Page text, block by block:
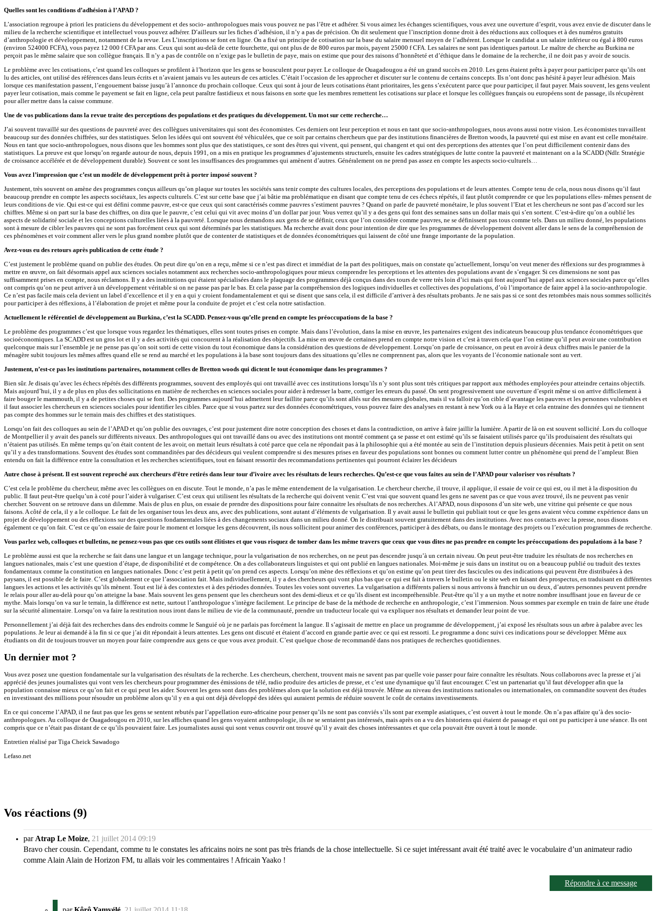
Quelles sont les conditions d’adhésion à l’APAD ?
L’association regroupe à priori les praticiens du développement et des socio- anthropologues mais vous pouvez ne pas l’être et adhérer. Si vous aimez les échanges scientifiques, vous avez une ouverture d’esprit, vous avez envie de discuter dans le
milieu de la recherche scientifique et intellectuel vous pouvez adhérer. D’ailleurs sur les fiches d’adhésion, il n’y a pas de précision. On dit seulement que l’inscription donne droit à des réductions aux colloques et à des numéros gratuits
d’anthropologie et développement, notamment de la revue. Les L’inscriptions se font en ligne. On a fixé un principe de cotisation sur la base du salaire mensuel moyen de l’adhérent. Lorsque le candidat a un salaire inférieur ou égal à 800 euros
(environ 524000 FCFA), vous payez 12 000 f CFA par ans. Ceux qui sont au-delà de cette fourchette, qui ont plus de de 800 euros par mois, payent 25000 f CFA. Les salaires ne sont pas identiques partout. Le maître de cherche au Burkina ne
perçoit pas le même salaire que son collègue français. Il n’y a pas de contrôle on n’exige pas le bulletin de paye, mais on estime que pour des raisons d’honnêteté et d’éthique dans le domaine de la recherche, il ne doit pas y avoir de soucis.
Le problème avec les cotisations, c’est quand les colloques se profilent à l’horizon que les gens se bousculent pour payer. Le colloque de Ouagadougou a été un grand succès en 2010. Les gens étaient prêts à payer pour participer parce qu’ils ont
lu des articles, ont utilisé des références dans leurs écrits et n’avaient jamais vu les auteurs de ces articles. C’était l’occasion de les approcher et discuter sur le contenu de certains concepts. Ils n’ont donc pas hésité à payer leur adhésion. Mais
lorsque ces manifestation passent, l’engouement baisse jusqu’à l’annonce du prochain colloque. Ceux qui sont à jour de leurs cotisations étant prioritaires, les gens s’exécutent parce que pour participer, il faut payer. Mais souvent, les gens veulent
payer leur cotisation, mais comme le payement se fait en ligne, cela peut paraître fastidieux et nous faisons en sorte que les membres remettent les cotisations sur place et lorsque les collègues français ou européens sont de passage, ils récupèrent
pour aller mettre dans la caisse commune.
Une de vos publications dans la revue traite des perceptions des populations et des pratiques du développement. Un mot sur cette recherche…
J’ai souvent travaillé sur des questions de pauvreté avec des collègues universitaires qui sont des économistes. Ces derniers ont leur perception et nous en tant que socio-anthropologues, nous avons aussi notre vision. Les économistes travaillent
beaucoup sur des données chiffrées, sur des statistiques. Selon les idées qui ont souvent été véhiculées, que ce soit par certains chercheurs que par des institutions financières de Bretton woods, la pauvreté qui est mise en avant est celle monétaire.
Nous en tant que socio-anthropologues, nous disons que les hommes sont plus que des statistiques, ce sont des êtres qui vivent, qui pensent, qui changent et qui ont des perceptions des attentes que l’on peut difficilement contenir dans des
statistiques. La preuve est que lorsqu’on regarde autour de nous, depuis 1991, on a mis en pratique les programmes d’ajustements structurels, ensuite les cadres stratégiques de lutte contre la pauvreté et maintenant on a la SCADD (Ndlr. Stratégie
de croissance accélérée et de développement durable). Souvent ce sont les insuffisances des programmes qui amènent d’autres. Généralement on ne prend pas assez en compte les aspects socio-culturels…
Vous avez l’impression que c’est un modèle de développement prêt à porter imposé souvent ?
Justement, très souvent on amène des programmes conçus ailleurs qu’on plaque sur toutes les sociétés sans tenir compte des cultures locales, des perceptions des populations et de leurs attentes. Compte tenu de cela, nous nous disons qu’il faut
beaucoup prendre en compte les aspects sociétaux, les aspects culturels. C’est sur cette base que j’ai bâtie ma problématique en disant que compte tenu de ces échecs répétés, il faut plutôt comprendre ce que les populations elles- mêmes pensent de
leurs conditions de vie. Qui est-ce qui est défini comme pauvre, est-ce que ceux qui sont caractérisés comme pauvres s’estiment pauvres ? Quand on parle de pauvreté monétaire, le plus souvent l’Etat et les chercheurs ne sont pas d’accord sur les
chiffres. Même si on part sur la base des chiffres, on dira que le pauvre, c’est celui qui vit avec moins d’un dollar par jour. Vous verrez qu’il y a des gens qui font des semaines sans un dollar mais qui s’en sortent. C’est-à-dire qu’on a oublié les
aspects de solidarité sociale et les conceptions culturelles liées à la pauvreté. Lorsque nous demandons aux gens de se définir, ceux que l’on considère comme pauvres, ne se définissent pas tous comme tels. Dans un milieu donné, les populations
sont à mesure de cibler les pauvres qui ne sont pas forcément ceux qui sont déterminés par les statistiques. Ma recherche avait donc pour intention de dire que les programmes de développement doivent aller dans le sens de la compréhension de
ces phénomènes et voir comment aller vers le plus grand nombre plutôt que de contenter de statistiques et de données économétriques qui laissent de côté une frange importante de la population.
Avez-vous eu des retours après publication de cette étude ?
C’est justement le problème quand on publie des études. On peut dire qu’on en a reçu, même si ce n’est pas direct et immédiat de la part des politiques, mais on constate qu’actuellement, lorsqu’on veut mener des réflexions sur des programmes à
mettre en œuvre, on fait désormais appel aux sciences sociales notamment aux recherches socio-anthropologiques pour mieux comprendre les perceptions et les attentes des populations avant de s’engager. Si ces dimensions ne sont pas
suffisamment prises en compte, nous réclamons. Il y a des institutions qui étaient spécialisées dans le plaquage des programmes déjà conçus dans des tours de verre très loin d’ici mais qui font aujourd’hui appel aux sciences sociales parce qu’elles
ont compris qu’on ne peut arriver à un développement véritable si on ne passe pas par le bas. Et cela passe par la compréhension des logiques individuelles et collectives des populations, d’où l’importance de faire appel à la socio-anthropologie.
Ce n’est pas facile mais cela devient un label d’excellence et il y en a qui y croient fondamentalement et qui se disent que sans cela, il est difficile d’arriver à des résultats probants. Je ne sais pas si ce sont des retombées mais nous sommes sollicités
pour participer à des réflexions, à l’élaboration de projet et même pour la conduite de projet et c’est cela notre satisfaction.
Actuellement le référentiel de développement au Burkina, c’est la SCADD. Pensez-vous qu’elle prend en compte les préoccupations de la base ?
Le problème des programmes c’est que lorsque vous regardez les thématiques, elles sont toutes prises en compte. Mais dans l’évolution, dans la mise en œuvre, les partenaires exigent des indicateurs beaucoup plus tendance économétriques que
socioéconomiques. La SCADD est un gros lot et il y a des activités qui concourent à la réalisation des objectifs. La mise en œuvre de certaines prend en compte notre vision et c’est à travers cela que l’on estime qu’il peut avoir une contribution
quelconque mais sur l’ensemble je ne pense pas qu’on soit sorti de cette vision du tout économique dans la considération des questions de développement. Lorsqu’on parle de croissance, on peut en avoir à deux chiffres mais le panier de la
ménagère subit toujours les mêmes affres quand elle se rend au marché et les populations à la base sont toujours dans des situations qu’elles ne comprennent pas, alors que les voyants de l’économie nationale sont au vert.
Justement, n’est-ce pas les institutions partenaires, notamment celles de Bretton woods qui dictent le tout économique dans les programmes ?
Bien sûr. Je disais qu’avec les échecs répétés des différents programmes, souvent des employés qui ont travaillé avec ces institutions lorsqu’ils n’y sont plus sont très critiques par rapport aux méthodes employées pour atteindre certains objectifs.
Mais aujourd’hui, il y a de plus en plus des sollicitations en matière de recherches en sciences sociales pour aider à redresser la barre, corriger les erreurs du passé. On sent progressivement une ouverture d’esprit même si on arrive difficilement à
faire bouger le mammouth, il y a de petites choses qui se font. Des programmes aujourd’hui admettent leur faillite parce qu’ils sont allés sur des mesures globales, mais il va falloir qu’on cible d’avantage les pauvres et les personnes vulnérables et
il faut associer les chercheurs en sciences sociales pour identifier les cibles. Parce que si vous partez sur des données économétriques, vous pouvez faire des analyses en restant à new York ou à la Haye et cela entraine des données qui ne tiennent
pas compte des hommes sur le terrain mais des chiffres et des statistiques.
Lorsqu’on fait des colloques au sein de l’APAD et qu’on publie des ouvrages, c’est pour justement dire notre conception des choses et dans la contradiction, on arrive à faire jaillir la lumière. A partir de là on est souvent sollicité. Lors du colloque
de Montpellier il y avait des panels sur différents niveaux. Des anthropologues qui ont travaillé dans ou avec des institutions ont montré comment ça se passe et ont estimé qu’ils se faisaient utilisés parce qu’ils produisaient des résultats qui
n’étaient pas utilisés. En même temps qu’on était content de les avoir, on mettait leurs résultats à coté parce que cela ne répondait pas à la philosophie qui a été montée au sein de l’institution depuis plusieurs décennies. Mais petit à petit on sent
qu’il y a des transformations. Souvent des études sont commanditées par des décideurs qui veulent comprendre si des mesures prises en faveur des populations sont bonnes ou comment lutter contre un phénomène qui prend de l’ampleur. Bien
entendu on fait la différence entre la consultation et les recherches scientifiques, tout en faisant ressortir des recommandations pertinentes qui pourront éclairer les décideurs
Autre chose à présent. Il est souvent reproché aux chercheurs d’être retirés dans leur tour d’ivoire avec les résultats de leurs recherches. Qu’est-ce que vous faites au sein de l’APAD pour valoriser vos résultats ?
C’est cela le problème du chercheur, même avec les collègues on en discute. Tout le monde, n’a pas le même entendement de la vulgarisation. Le chercheur cherche, il trouve, il applique, il essaie de voir ce qui est, ou il met à la disposition du
public. Il faut peut-être quelqu’un à coté pour l’aider à vulgariser. C’est ceux qui utilisent les résultats de la recherche qui doivent venir. C’est vrai que souvent quand les gens ne savent pas ce que vous avez trouvé, ils ne peuvent pas venir
chercher. Souvent on se retrouve dans un dilemme. Mais de plus en plus, on essaie de prendre des dispositions pour faire connaitre les résultats de nos recherches. A l’APAD, nous disposons d’un site web, une vitrine qui présente ce que nous
faisons. A côté de cela, il y a le colloque. Le fait de les organiser tous les deux ans, avec des publications, sont autant d’éléments de vulgarisation. Il y avait aussi le bulletin qui publiait tout ce que les gens avaient vécu comme expérience dans un
projet de développement ou des réflexions sur des questions fondamentales liées à des changements sociaux dans un milieu donné. On le distribuait souvent gratuitement dans des institutions. Avec nos contacts avec la presse, nous disons
également ce qu’on fait. C’est ce qu’on essaie de faire pour le moment et lorsque les gens découvrent, ils nous sollicitent pour animer des conférences, participer à des débats, ou dans le montage des projets ou l’exécution programmes de recherche.
Vous parlez web, colloques et bulletins, ne pensez-vous pas que ces outils sont élitistes et que vous risquez de tomber dans les même travers que ceux que vous dites ne pas prendre en compte les préoccupations des populations à la base ?
Le problème aussi est que la recherche se fait dans une langue et un langage technique, pour la vulgarisation de nos recherches, on ne peut pas descendre jusqu’à un certain niveau. On peut peut-être traduire les résultats de nos recherches en
langues nationales, mais c’est une question d’étape, de disponibilité et de compétence. On a des collaborateurs linguistes et qui ont publié en langues nationales. Moi-même je suis dans un institut ou on a beaucoup publié ou traduit des textes
fondamentaux comme la constitution en langues nationales. Donc c’est petit à petit qu’on prend ces aspects. Lorsqu’on mène des réflexions et qu’on estime qu’on peut tirer des fascicules ou des indications qui peuvent être distribuées à des
paysans, il est possible de le faire. C’est globalement ce que l’association fait. Mais individuellement, il y a des chercheurs qui vont plus bas que ce qui est fait à travers le bulletin ou le site web en faisant des prospectus, en traduisant en différentes
langues les actions et les activités qu’ils mènent. Tout est lié à des contextes et à des périodes données. Toutes les voies sont ouvertes. La vulgarisation a différents paliers si nous arrivons à franchir un ou deux, d’autres personnes peuvent prendre
le relais pour aller au-delà pour qu’on atteigne la base. Mais souvent les gens pensent que les chercheurs sont des demi-dieux et ce qu’ils disent est incompréhensible. Peut-être qu’il y a un mythe et notre nombre insuffisant joue en faveur de ce
mythe. Mais lorsqu’on va sur le terrain, la différence est nette, surtout l’anthropologue s’intègre facilement. Le principe de base de la méthode de recherche en anthropologie, c’est l’immersion. Nous sommes par exemple en train de faire une étude
sur la sécurité alimentaire. Lorsqu’on va faire la restitution nous iront dans le milieu de vie de la communauté, prendre un traducteur locale qui va expliquer nos résultats et demander leur point de vue.
Personnellement j’ai déjà fait des recherches dans des endroits comme le Sanguié où je ne parlais pas forcément la langue. Il s’agissait de mettre en place un programme de développement, j’ai exposé les résultats sous un arbre à palabre avec les
populations. Je leur ai demandé à la fin si ce que j’ai dit répondait à leurs attentes. Les gens ont discuté et étaient d’accord en grande partie avec ce qui est ressorti. Le programme a donc suivi ces indications pour se développer. Même aux
étudiants on dit de toujours trouver un moyen pour faire comprendre aux gens ce que vous avez produit. C’est quelque chose de recommandé dans nos pratiques de recherches quotidiennes.
Un dernier mot ?
Vous avez posez une question fondamentale sur la vulgarisation des résultats de la recherche. Les chercheurs, cherchent, trouvent mais ne savent pas par quelle voie passer pour faire connaître les résultats. Nous collaborons avec la presse et j’ai
apprécié des jeunes journalistes qui vont vers les chercheurs pour programmer des émissions de télé, radio produire des articles de presse, et c’est une dynamique qu’il faut encourager. C’est un partenariat qu’il faut développer afin que la
population connaisse mieux ce qu’on fait et ce qui peut les aider. Souvent les gens sont dans des problèmes alors que la solution est déjà trouvée. Même au niveau des institutions nationales ou internationales, on commandite souvent des études
en investissant des millions pour résoudre un problème alors qu’il y en a qui ont déjà développé des idées qui auraient permis de réduire souvent le coût de certains investissements.
En ce qui concerne l’APAD, il ne faut pas que les gens se sentent rebutés par l’appellation euro-africaine pour penser qu’ils ne sont pas conviés s’ils sont par exemple asiatiques, c’est ouvert à tout le monde. On n’a pas affaire qu’à des socio-
anthropologues. Au colloque de Ouagadougou en 2010, sur les affiches quand les gens voyaient anthropologie, ils ne se sentaient pas intéressés, mais après on a vu des historiens qui étaient de passage et qui ont pu participer à une séance. Ils ont
compris que ce n’était pas distant de ce qu’ils pouvaient faire. Les journalistes aussi qui sont venus couvrir ont trouvé qu’il y avait des choses intéressantes et que cela pouvait être ouvert à tout le monde.
Entretien réalisé par Tiga Cheick Sawadogo
Lefaso.net
Vos réactions (9)
par Atrap Le Moize, 21 juillet 2014 09:19
Bravo cher cousin. Cependant, comme tu le constates les africains noirs ne sont pas très friands de la chose intellectuelle. Si ce sujet intéressant avait été traité avec le vocabulaire d’un animateur radio
comme Alain Alain de Horizon FM, tu allais voir les commentaires ! Africain Yaako !
Répondre à ce message